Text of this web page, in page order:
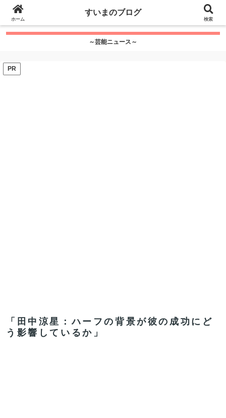
google.com, pub-7115624674097404, DIRECT,
f08c47fec0942fa0
～芸能ニュース～
PR
「田中涼星：ハーフの背景が彼の成功にど
う影響しているか」
ホーム
すいまのブログ
検索